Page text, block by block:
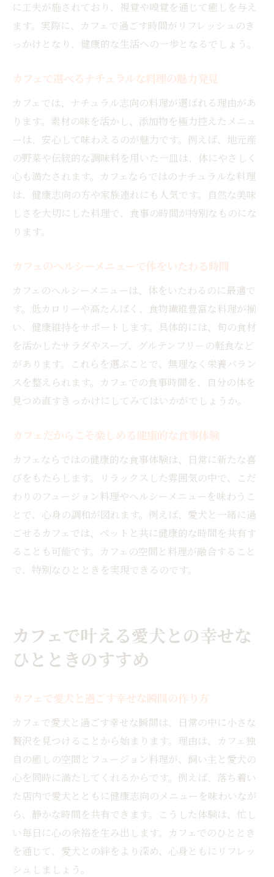
に工夫が施されており、視覚や嗅覚を通じて癒しを与え
ます。実際に、カフェで過ごす時間がリフレッシュのき
っかけとなり、健康的な生活への一歩となるでしょう。
カフェで選べるナチュラルな料理の魅力発見
カフェでは、ナチュラル志向の料理が選ばれる理由があ
ります。素材の味を活かし、添加物を極力控えたメニュ
ーは、安心して味わえるのが魅力です。例えば、地元産
の野菜や伝統的な調味料を用いた一皿は、体にやさしく
心も満たされます。カフェならではのナチュラルな料理
は、健康志向の方や家族連れにも人気です。自然な美味
しさを大切にした料理で、食事の時間が特別なものにな
ります。
カフェのヘルシーメニューで体をいたわる時間
カフェのヘルシーメニューは、体をいたわるのに最適で
す。低カロリーや高たんぱく、食物繊維豊富な料理が揃
い、健康維持をサポートします。具体的には、旬の食材
を活かしたサラダやスープ、グルテンフリーの軽食など
があります。これらを選ぶことで、無理なく栄養バラン
スを整えられます。カフェでの食事時間を、自分の体を
見つめ直すきっかけにしてみてはいかがでしょうか。
カフェだからこそ楽しめる健康的な食事体験
カフェならではの健康的な食事体験は、日常に新たな喜
びをもたらします。リラックスした雰囲気の中で、こだ
わりのフュージョン料理やヘルシーメニューを味わうこ
とで、心身の調和が図れます。例えば、愛犬と一緒に過
ごせるカフェでは、ペットと共に健康的な時間を共有す
ることも可能です。カフェの空間と料理が融合すること
で、特別なひとときを実現できるのです。
カフェで叶える愛犬との幸せな
ひとときのすすめ
カフェで愛犬と過ごす幸せな瞬間の作り方
カフェで愛犬と過ごす幸せな瞬間は、日常の中に小さな
贅沢を見つけることから始まります。理由は、カフェ独
自の癒しの空間とフュージョン料理が、飼い主と愛犬の
心を同時に満たしてくれるからです。例えば、落ち着い
た店内で愛犬とともに健康志向のメニューを味わいなが
ら、静かな時間を共有できます。こうした体験は、忙し
い毎日に心の余裕を生み出します。カフェでのひととき
を通じて、愛犬との絆をより深め、心身ともにリフレッ
シュしましょう。